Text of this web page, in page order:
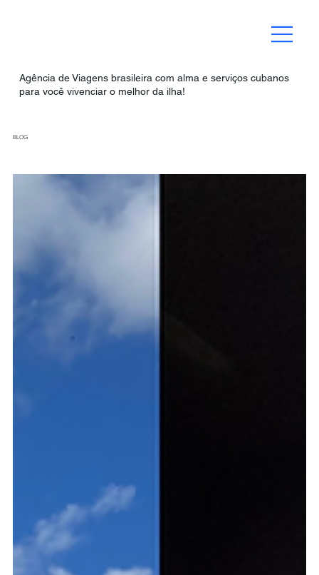
Agência de Viagens brasileira com alma e serviços cubanos
para você vivenciar o melhor da ilha!
BLOG